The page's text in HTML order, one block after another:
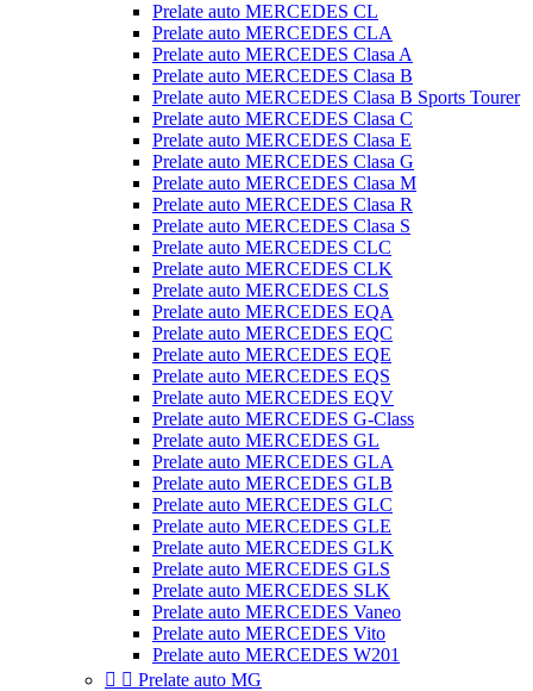
Prelate auto MERCEDES CL
Prelate auto MERCEDES CLA
Prelate auto MERCEDES Clasa A
Prelate auto MERCEDES Clasa B
Prelate auto MERCEDES Clasa B Sports Tourer
Prelate auto MERCEDES Clasa C
Prelate auto MERCEDES Clasa E
Prelate auto MERCEDES Clasa G
Prelate auto MERCEDES Clasa M
Prelate auto MERCEDES Clasa R
Prelate auto MERCEDES Clasa S
Prelate auto MERCEDES CLC
Prelate auto MERCEDES CLK
Prelate auto MERCEDES CLS
Prelate auto MERCEDES EQA
Prelate auto MERCEDES EQC
Prelate auto MERCEDES EQE
Prelate auto MERCEDES EQS
Prelate auto MERCEDES EQV
Prelate auto MERCEDES G-Class
Prelate auto MERCEDES GL
Prelate auto MERCEDES GLA
Prelate auto MERCEDES GLB
Prelate auto MERCEDES GLC
Prelate auto MERCEDES GLE
Prelate auto MERCEDES GLK
Prelate auto MERCEDES GLS
Prelate auto MERCEDES SLK
Prelate auto MERCEDES Vaneo
Prelate auto MERCEDES Vito
Prelate auto MERCEDES W201
  Prelate auto MG